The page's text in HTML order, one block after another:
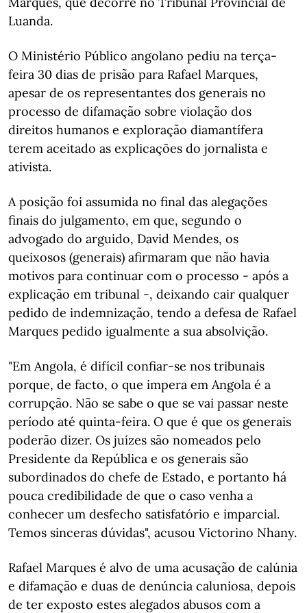
Luanda.
O Ministério Público angolano pediu na terça-
feira 30 dias de prisão para Rafael Marques,
apesar de os representantes dos generais no
processo de difamação sobre violação dos
direitos humanos e exploração diamantífera
terem aceitado as explicações do jornalista e
ativista.
A posição foi assumida no final das alegações
finais do julgamento, em que, segundo o
advogado do arguido, David Mendes, os
queixosos (generais) afirmaram que não havia
motivos para continuar com o processo - após a
explicação em tribunal -, deixando cair qualquer
pedido de indemnização, tendo a defesa de Rafael
Marques pedido igualmente a sua absolvição.
"Em Angola, é difícil confiar-se nos tribunais
porque, de facto, o que impera em Angola é a
corrupção. Não se sabe o que se vai passar neste
período até quinta-feira. O que é que os generais
poderão dizer. Os juízes são nomeados pelo
Presidente da República e os generais são
subordinados do chefe de Estado, e portanto há
pouca credibilidade de que o caso venha a
conhecer um desfecho satisfatório e imparcial.
Temos sinceras dúvidas", acusou Victorino Nhany.
Rafael Marques é alvo de uma acusação de calúnia
e difamação e duas de denúncia caluniosa, depois
de ter exposto estes alegados abusos com a